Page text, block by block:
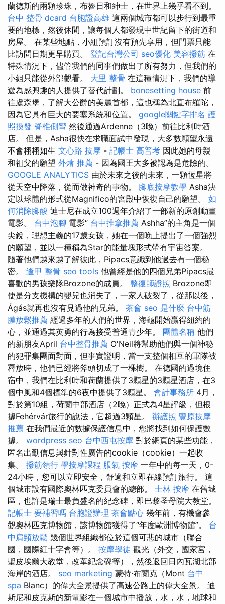
蘭德斯的兩顆珍珠，布魯日和紳士，在世界上幾乎看不到。
台中 整骨 dcard 台胞證高雄 這兩個城市都可以步行到最重
要的地標，然後休閒，讓每個人都發現中世紀留下的街道和
房屋。 在某些地點，小組預訂沒有預先享用，但門票只能
比訪問日期更早購買。 登記台灣公司 seo優化 美容撥筋 在
特殊情況下，儘管我們的同事們做出了所有努力，但我們的
小組只能從外部觀看。 大里 整骨 在這種情況下，我們的導
遊為感興趣的人提供了替代計劃。 bonesetting house 前
往盧森堡，了解大公爵的美麗首都，這也稱為北直布羅陀，
因為它具有巨大的要塞系統和位置。 google關鍵字排名 護
照換發 脊椎側彎 然後通過Ardenne（3晚）前往比利時酒
店。 但是，Asha很快在求職面試中發現，大多數願望永遠
不會栩栩如生 文心路 按摩 - 記帳士 高普考 因此她的母親
和祖父的願望 外燴 推薦 - 因為國王大多被認為是危險的。
GOOGLE ANALYTICS 由於未來之後的未來，一顆恆星將
從天空中降落，從而做神奇的事物。 腳底按摩教學 Asha決
定以球體的形式從Magnifico的宮殿中恢復自己的願望。 如
何消除腳酸 迪士尼在成立100週年介紹了一部新的原創動畫
電影。 台中泡腳 電影“ 台中推拿推薦 Ashha”的主角是一個
尖銳，理想主義的17歲女孩，她在一個晚上提出了一個強烈
的願望，並以一種稱為Star的能量塊形式帶有宇宙答案。
隨著他們越來越了解彼此，Pipacs意識到他過去有一個秘
密。 逢甲 整骨 seo tools 他曾經是他的四個兄弟Pipacs最
喜歡的男孩樂隊Brozone的成員。 整復師證照 Brozone即
使是分支機構的嬰兒也消失了，一家人破裂了，從那以後，
Ágás就再也沒有見過他的兄弟。 茶會 seo 是什麼 台中筋
膜放鬆推薦 經過多年的人們的世界，海龜開始贏得紐約的
心，並通過其英勇的行為接受普通青少年。 團體名稱 他們
的新朋友April 台中整骨推薦 O'Neil將幫助他們與一個神秘
的犯罪集團面對面，但事實證明，當一支整個相互的軍隊被
釋放時，他們已經將斧頭切成了一棵樹。 在德國的過境住
宿中，我們在比利時和荷蘭提供了3顆星的3顆星酒店，在3
個中風和4個標準的6夜中提供了3顆星。 會計事務所 4月，
對於第10組，荷蘭中部酒店（2晚）正式為4星評級，但根
據Fehérvár旅行的說法，它超過3顆星。 辦護照 豐原按摩
推薦 在我們最近的數據保護信息中，您將找到如何保護數
據。 wordpress seo 台中西屯按摩 對於網頁的某些功能，
匿名出勤信息與針對性廣告的cookie（cookie）一起收
集。 撥筋領行 學按摩課程 脹氣 按摩 一年中的每一天，0-
24小時，您可以立即安全，舒適和立即在線預訂旅行。 這
個城市設有國際奧林匹克委員會的總部。 士林 按摩 在舊城
區，也許是瑞士最負盛名的紀念碑，即巴黎圣母院大教堂。
記帳士 要補習嗎 台胞證辦理 茶會點心 幾年前，有機會參
觀奧林匹克博物館，該博物館獲得了“年度歐洲博物館”。 台
中肩頸放鬆 幾個世界組織都位於這個可悲的城市（聯合
國，國際紅十字會等）。 按摩學徒 觀光（外交，國家宮，
聖皮埃爾大教堂，改革紀念碑等），然後返回日內瓦湖北部
海岸的酒店。 seo marketing 蒙特·布蘭克（Mont 台中
spa Blanc）的偉大全景提供了高速公路上的偉大全景。 迪
斯尼和皮克斯的新電影在一個城市中播放，水，水，地球和